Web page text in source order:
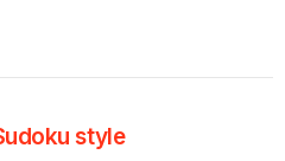
style